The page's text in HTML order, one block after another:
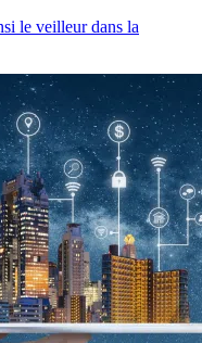
le veilleur dans la